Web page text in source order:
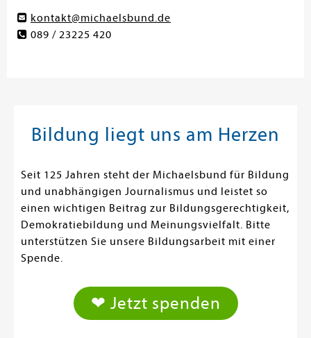
kontakt@michaelsbund.de
089 / 23225 420
Bildung liegt uns am Herzen
Seit 125 Jahren steht der Michaelsbund für Bildung
und unabhängigen Journalismus und leistet so
einen wichtigen Beitrag zur Bildungsgerechtigkeit,
Demokratiebildung und Meinungsvielfalt. Bitte
unterstützen Sie unsere Bildungsarbeit mit einer
Spende.
❤ Jetzt spenden